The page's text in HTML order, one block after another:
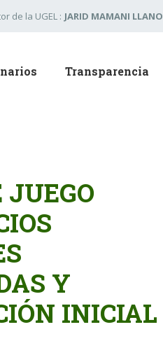
de la UGEL : JARID MAMANI LLANO
Transparencia
Y
INICIAL